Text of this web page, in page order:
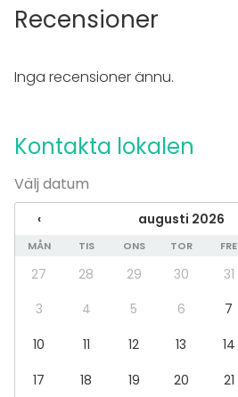
Evenemang
Spa / relax / bastu
Konferens
Föreställning / show
Rekreation
Stuga / boende
Upplevelse / aktivitet
Lokal
Mötesrum
Recensioner
Inga recensioner ännu.
Kontakta lokalen
Välj datum
‹ augusti 2026
MÅN TIS ONS TOR FRE
27 28 29 30 31
3
4 5 6 7
10
11 12 13 14
17
18 19 20 21